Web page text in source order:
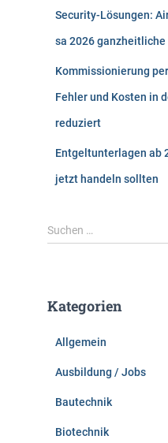
Security-Lösungen:
sa 2026
Kommissionierung
Fehler und Kosten in
reduziert
Entgeltunterlagen ab
jetzt handeln sollten
S
u
n
Suchen …
Kategorien
Allgemein
Ausbildung / Jobs
Bautechnik
Biotechnik